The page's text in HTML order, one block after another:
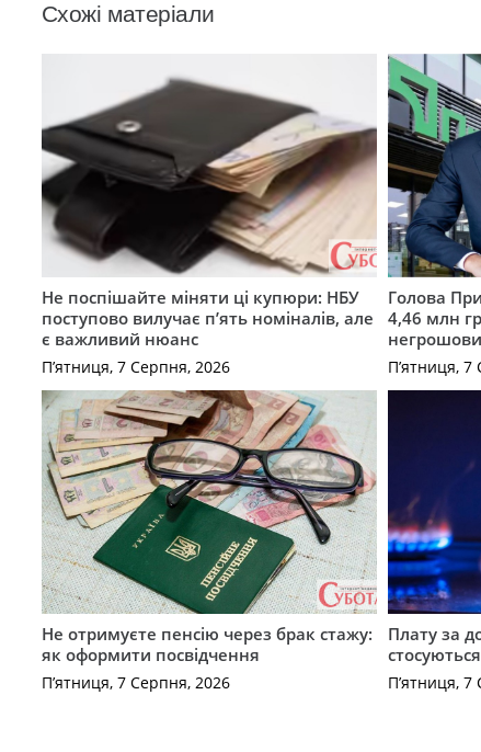
Схожі матеріали
Не поспішайте міняти ці купюри: НБУ
поступово вилучає п’ять номіналів, але
є важливий нюанс
П’ятниця, 7 Серпня, 2026
Голова
4,46 млн
П’ятниця,
Не отримуєте пенсію через брак стажу:
як оформити посвідчення
П’ятниця, 7 Серпня, 2026
Плату за
П’ятниця,